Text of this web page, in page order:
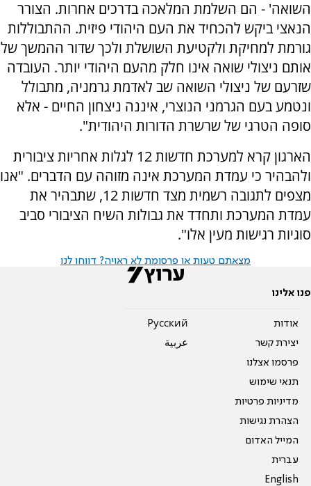
השואה' - הם השלמת המלאכה בדרכים אחרות. הצורר
הנאצי ביקש להכחיד את העם היהודי פיזית. ההתבוללות
גורמת למחיקת ולקטיעת השושלת ולכך שדור ההמשך של
אותם ניצולי שואה אינו חלק מהעם היהודי יותר. העובדה
שזרעם של ניצולי השואה שב לאדמת גרמניה, מתבולל
ונטמע בעם הגרמני הנוצרי, איננה ניצחון החיים - אלא
סופה הטרגי של שרשרת הדורות היהודית".
הארגון קרא למערכת חדשות 12 לגלות אחריות ציבורית
ולהבהיר כי עמדת המערכת אינה מזוהה עם הדברים. "אנו
מצפים לתגובה רשמית מצד חדשות 12, שתבהיר את
עמדת המערכת ותחדד את גבולות השיח הציבורי סביב
סוגיות רגישות מעין אלו".
מצאתם טעות או פרסומת לא ראויה? דווחו לנו
פנו אלינו
אודות
יצירת קשר
פרסמו אצלנו
תנאי שימוש
מדיניות פרטיות
הצהרת נגישות
המייל האדום
עברית
English
Pусский
عربية